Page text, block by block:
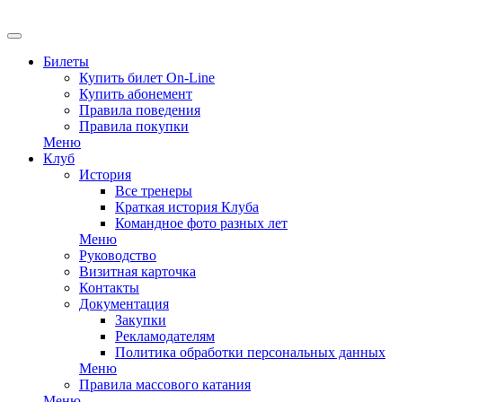
Билеты
Купить билет On-Line
Купить абонемент
Правила поведения
Правила покупки
Меню
Клуб
История
Все тренеры
Краткая история Клуба
Командное фото разных лет
Меню
Руководство
Визитная карточка
Контакты
Документация
Закупки
Рекламодателям
Политика обработки персональных данных
Меню
Правила массового катания